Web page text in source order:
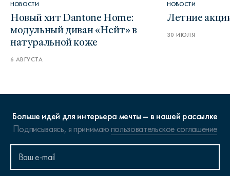
НОВОСТИ
Новый хит Dantone Home:
модульный диван «Нейт» в
натуральной коже
6 АВГУСТА
НОВОСТИ
Летние
30 ИЮЛЯ
Больше идей для интерьера мечты – в нашей рассылке
Подписываясь, я принимаюпользовательское соглашение